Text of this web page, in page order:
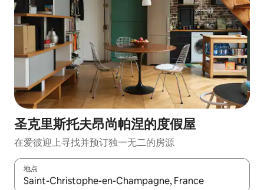
圣克里斯托夫昂尚帕涅的度假屋
在爱彼迎上寻找并预订独一无二的房源
地点
如有搜索结果，请使用上下方向键查看，或通过点击或滑动手势